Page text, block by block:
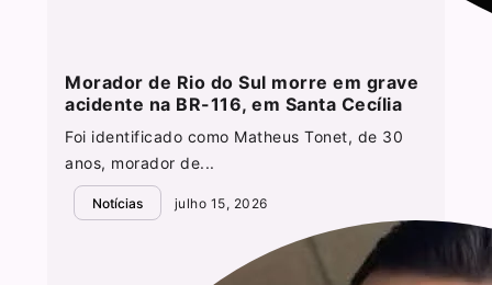
Morador de Rio do Sul morre em grave
acidente na BR-116, em Santa Cecília
Foi identificado como Matheus Tonet, de 30
anos, morador de...
Notícias julho 15, 2026